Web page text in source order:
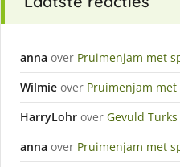
anna over Pruimenjam met
Wilmie over Pruimenjam
HarryLohr over Gevuld
anna over Pruimenjam met